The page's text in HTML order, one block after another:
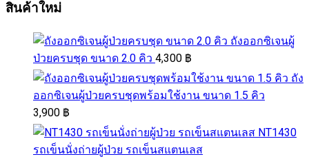
สินค้าใหม่
ถังออกซิเจนผู้
ป่วยครบชุด ขนาด 2.0 คิว 4,300 ฿
ถัง
ออกซิเจนผู้ป่วยครบชุดพร้อมใช้งาน ขนาด 1.5 คิว
3,900 ฿
NT1430
รถเข็นนั่งถ่ายผู้ป่วย รถเข็นสแตนเลส